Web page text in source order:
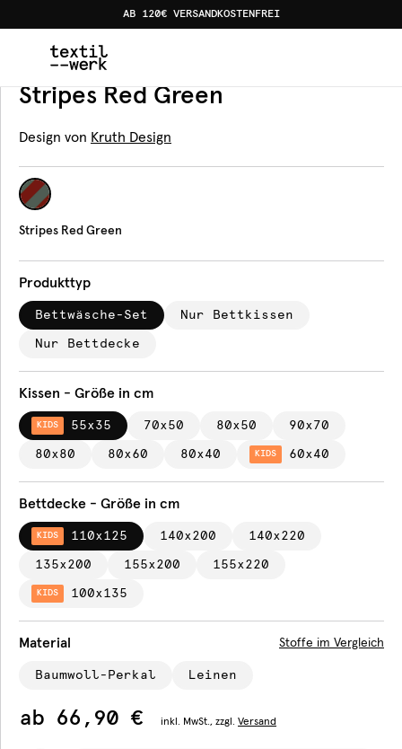
AB 120€ VERSANDKOSTENFREI
Produkte Bettwäsche Stripes Red Green
Bettwäsche
Stripes Red Green
Design von Kruth Design
Stripes Red Green
Produkttyp
Bettwäsche-Set Nur Bettkissen
Nur Bettdecke
Kissen - Größe in cm
KIDS 55x35 70x50 80x50 90x70
80x80 80x60 80x40 KIDS 60x40
Bettdecke - Größe in cm
KIDS 110x125 140x200 140x220
135x200 155x200 155x220
KIDS 100x135
Material Stoffe im Vergleich
Baumwoll-Perkal Leinen
ab 66,90 € inkl. MwSt., zzgl. Versand